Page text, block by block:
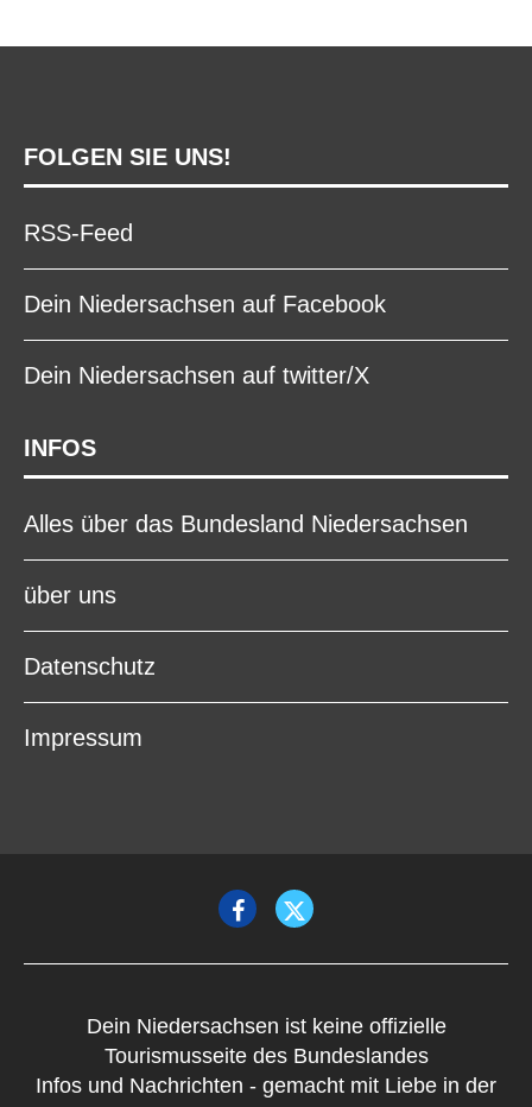
FOLGEN SIE UNS!
RSS-Feed
Dein Niedersachsen auf Facebook
Dein Niedersachsen auf twitter/X
INFOS
Alles über das Bundesland Niedersachsen
über uns
Datenschutz
Impressum
Dein Niedersachsen ist keine offizielle
Tourismusseite des Bundeslandes
Infos und Nachrichten - gemacht mit Liebe in der